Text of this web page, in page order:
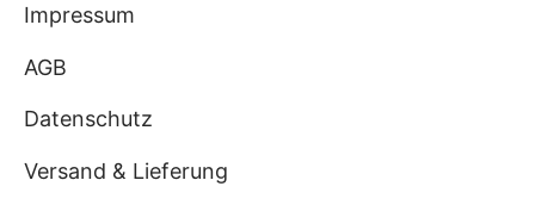
Impressum
AGB
Datenschutz
Versand & Lieferung